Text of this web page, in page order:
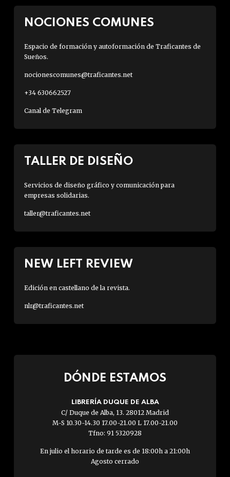
NOCIONES COMUNES
Espacio de formación y autoformación de Traficantes de
Sueños.
nocionescomunes@traficantes.net
+34 630662527
Canal de Telegram
TALLER DE DISEÑO
Servicios de diseño gráfico y comunicación para
empresas solidarias.
taller@traficantes.net
NEW LEFT REVIEW
Edición en castellano de la revista.
nlr@traficantes.net
DÓNDE ESTAMOS
LIBRERÍA DUQUE DE ALBA
C/ Duque de Alba, 13. 28012 Madrid
M-S 10.30-14.30 17.00-21.00 L 17.00-21.00
Tfno: 91 5320928
En julio el horario de tarde es de 18:00h a 21:00h
Agosto cerrado